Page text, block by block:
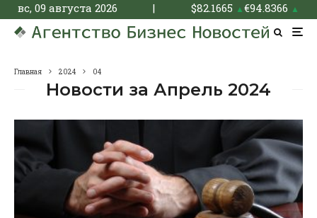
вс, 09 августа 2026 | $82.1665 ▲€94.8366 ▲
Главная 2024 04
Новости за Апрель 2024